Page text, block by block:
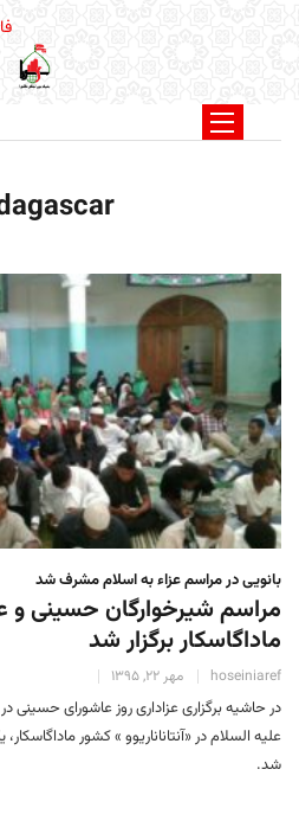
بانویی در مراسم عزاء به اسلام مشرف شد
مراسم شیرخوارگان حسینی و
ماداگاسکار برگزار شد
hoseiniaref مهر 22, 1395
در حاشیه برگزاری عزاداری روز عاشورای حسینی
علیه السلام در «آنتاناناریوو » کشور
شد.